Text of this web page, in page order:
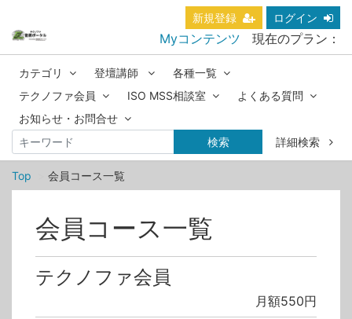
新規登録 ログイン
Myコンテンツ 現在のプラン：
カテゴリ 登壇講師
各種一覧
テクノファ会員
ISO MSS相談室
よくある質問
お知らせ・お問合せ
検索
詳細検索
Top 会員コース一覧
会員コース一覧
テクノファ会員
月額550円